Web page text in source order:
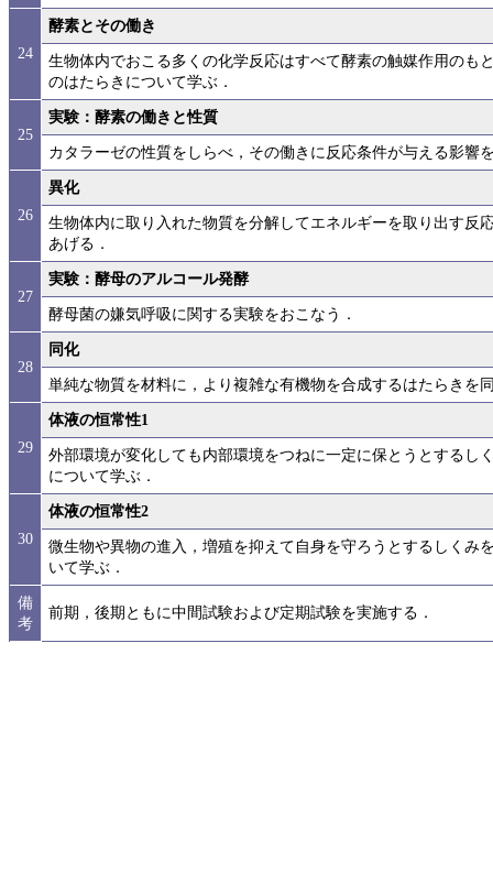
24
酵素とその働き
生物体内でおこる多くの化学反応はすべて酵素の触媒作用のも
のはたらきについて学ぶ．
25
実験：酵素の働きと性質
カタラーゼの性質をしらべ，その働きに反応条件が与える影響
26
異化
生物体内に取り入れた物質を分解してエネルギーを取り出す反
あげる．
27
実験：酵母のアルコール発酵
酵母菌の嫌気呼吸に関する実験をおこなう．
28
同化
単純な物質を材料に，より複雑な有機物を合成するはたらきを
29
体液の恒常性1
外部環境が変化しても内部環境をつねに一定に保とうとするし
について学ぶ．
30
体液の恒常性2
微生物や異物の進入，増殖を抑えて自身を守ろうとするしくみ
いて学ぶ．
備
考
前期，後期ともに中間試験および定期試験を実施する．